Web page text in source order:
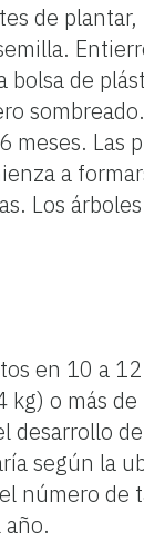
de
de
meses. Las
a
Los
en 10 a
o más
desarrollo
según la
número de